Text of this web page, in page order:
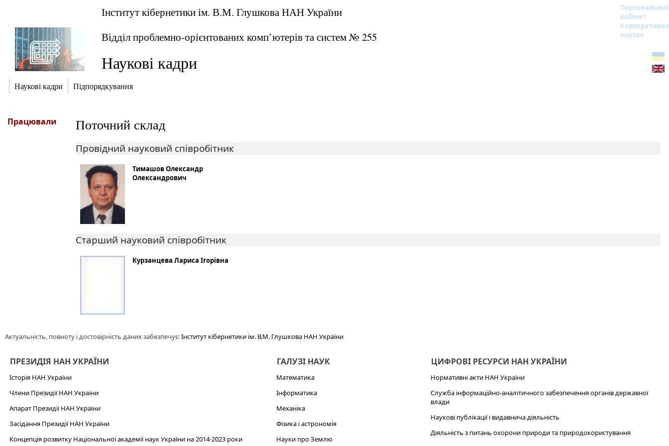
Інститут кібернетики ім. В.М. Глушкова НАН України
кабінет
портал
Відділ проблемно-орієнтованих комп’ютерів та систем № 255
Наукові кадри
Наукові кадри Підпорядкування
Працювали Поточний склад
Провідний науковий співробітник
Тимашов Олександр
Олександрович
Старший науковий співробітник
Курзанцева Лариса Ігорівна
Актуальність, повноту і достовірність даних забезпечує:Інститут кібернетики ім. В.М. Глушкова НАН України
ПРЕЗИДІЯ НАН УКРАЇНИ
Історія НАН України
Члени Президії НАН України
Апарат Президії НАН України
Засідання Президії НАН України
Концепція розвитку Національної академії наук України на 2014-2023 роки
ГАЛУЗІ НАУК
Математика
Інформатика
Механіка
Фізика і астрономія
Науки про Землю
ЦИФРОВІ РЕСУРСИ НАН УКРАЇНИ
Нормативні акти НАН України
Служба інформаційно-аналітичного забезпечення органів державної
влади
Наукові публікації і видавнича діяльність
Діяльність з питань охорони природи та природокористування